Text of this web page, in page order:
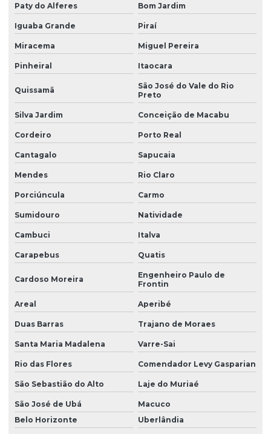
Paty do Alferes Bom Jardim
Iguaba Grande Piraí
Miracema Miguel Pereira
Pinheiral Itaocara
Quissamã
São José do Vale do Rio
Preto
Silva Jardim Conceição de Macabu
Cordeiro Porto Real
Cantagalo Sapucaia
Mendes Rio Claro
Porciúncula Carmo
Sumidouro Natividade
Cambuci Italva
Carapebus Quatis
Cardoso Moreira
Engenheiro Paulo de
Frontin
Areal Aperibé
Duas Barras Trajano de Moraes
Santa Maria Madalena Varre-Sai
Rio das Flores Comendador Levy Gasparian
São Sebastião do Alto Laje do Muriaé
São José de Ubá
Macuco
Belo Horizonte
Uberlândia